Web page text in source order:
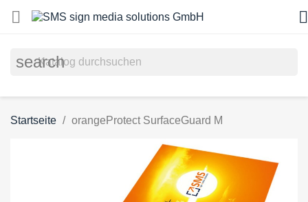
 
search
Startseite orangeProtect SurfaceGuard M